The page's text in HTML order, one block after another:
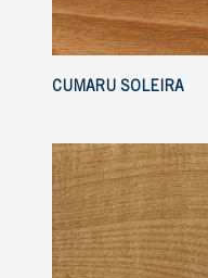
CUMARU SOLEIRA